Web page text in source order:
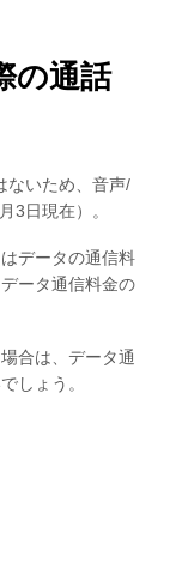
の通話
ないため、音声/
3日現在）。
データの通信料
ータ通信料金の
合は、データ通
しょう。